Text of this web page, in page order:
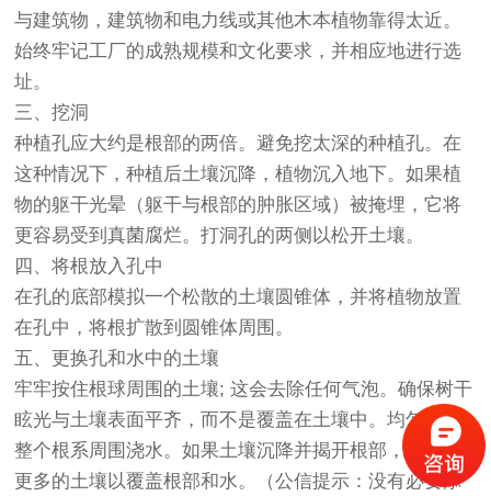
与建筑物，建筑物和电力线或其他木本植物靠得太近。
始终牢记工厂的成熟规模和文化要求，并相应地进行选
址。
三、挖洞
种植孔应大约是根部的两倍。避免挖太深的种植孔。在
这种情况下，种植后土壤沉降，植物沉入地下。如果植
物的躯干光晕（躯干与根部的肿胀区域）被掩埋，它将
更容易受到真菌腐烂。打洞孔的两侧以松开土壤。
四、将根放入孔中
在孔的底部模拟一个松散的土壤圆锥体，并将植物放置
在孔中，将根扩散到圆锥体周围。
五、更换孔和水中的土壤
牢牢按住根球周围的土壤; 这会去除任何气泡。确保树干
眩光与土壤表面平齐，而不是覆盖在土壤中。均匀地在
整个根系周围浇水。如果土壤沉降并揭开根部，则加入
更多的土壤以覆盖根部和水。（公信提示：没有必要添